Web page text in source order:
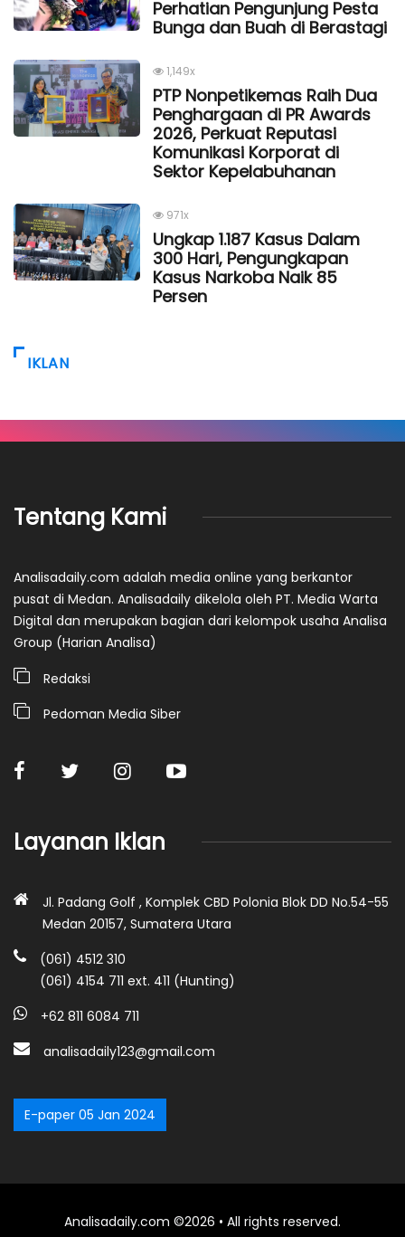
Perhatian Pengunjung Pesta
Bunga dan Buah di Berastagi
1,149x
PTP Nonpetikemas Raih Dua
Penghargaan di PR Awards
2026, Perkuat Reputasi
Komunikasi Korporat di
Sektor Kepelabuhanan
971x
Ungkap 1.187 Kasus Dalam
300 Hari, Pengungkapan
Kasus Narkoba Naik 85
Persen
IKLAN
Tentang Kami
Analisadaily.com adalah media online yang berkantor
pusat di Medan. Analisadaily dikelola oleh PT. Media Warta
Digital dan merupakan bagian dari kelompok usaha Analisa
Group (Harian Analisa)
Redaksi
Pedoman Media Siber
Layanan Iklan
Jl. Padang Golf , Komplek CBD Polonia Blok DD No.54-55
Medan 20157, Sumatera Utara
(061) 4512 310
(061) 4154 711 ext. 411 (Hunting)
+62 811 6084 711
analisadaily123@gmail.com
E-paper 05 Jan 2024
Analisadaily.com ©2026 • All rights reserved.